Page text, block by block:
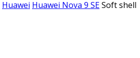
Huawei Huawei Nova 9 SESoft shell